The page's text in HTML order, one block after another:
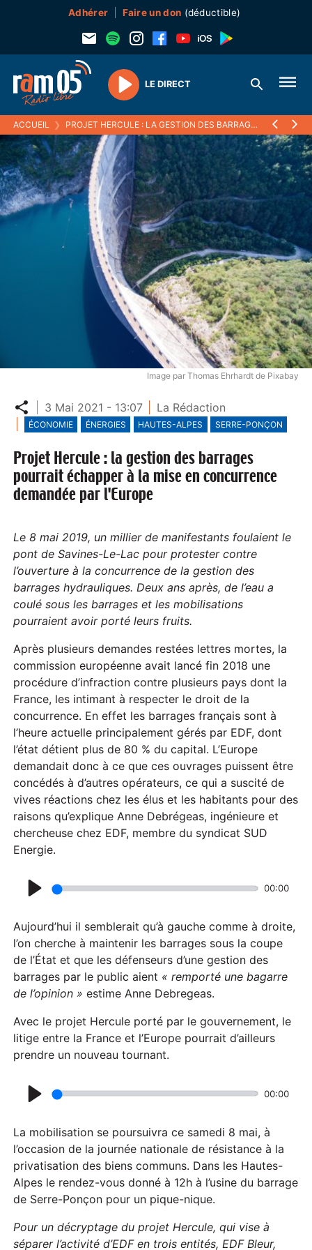
Adhérer Faire un don (déductible)
Play
LE DIRECT
ACCUEIL ❯ PROJET HERCULE : LA GESTION DES BARRAGES POURRAIT ÉCHAPPER À LA MISE EN CONCURRENCE DEMANDÉE PAR L'EUROPE
Image par Thomas Ehrhardt de Pixabay
Partager
3 Mai 2021 - 13:07 La Rédaction
ÉCONOMIE ÉNERGIES HAUTES-ALPES SERRE-PONÇON
Projet Hercule : la gestion des barrages
pourrait échapper à la mise en concurrence
demandée par l'Europe
Le 8 mai 2019, un millier de manifestants foulaient le
pont de Savines-Le-Lac pour protester contre
l’ouverture à la concurrence de la gestion des
barrages hydrauliques. Deux ans après, de l’eau a
coulé sous les barrages et les mobilisations
pourraient avoir porté leurs fruits.
Après plusieurs demandes restées lettres mortes, la
commission européenne avait lancé fin 2018 une
procédure d’infraction contre plusieurs pays dont la
France, les intimant à respecter le droit de la
concurrence. En effet les barrages français sont à
l’heure actuelle principalement gérés par EDF, dont
l’état détient plus de 80 % du capital. L’Europe
demandait donc à ce que ces ouvrages puissent être
concédés à d’autres opérateurs, ce qui a suscité de
vives réactions chez les élus et les habitants pour des
raisons qu’explique Anne Debrégeas, ingénieure et
chercheuse chez EDF, membre du syndicat SUD
Energie.
l
a
y
00:00
Aujourd’hui il semblerait qu’à gauche comme à droite,
l’on cherche à maintenir les barrages sous la coupe
de l’État et que les défenseurs d’une gestion des
barrages par le public aient « remporté une bagarre
de l’opinion » estime Anne Debregeas.
Avec le projet Hercule porté par le gouvernement, le
litige entre la France et l’Europe pourrait d’ailleurs
prendre un nouveau tournant.
l
a
y
00:00
La mobilisation se poursuivra ce samedi 8 mai, à
l’occasion de la journée nationale de résistance à la
privatisation des biens communs. Dans les Hautes-
Alpes le rendez-vous donné à 12h à l’usine du barrage
de Serre-Ponçon pour un pique-nique.
Pour un décryptage du projet Hercule, qui vise à
séparer l’activité d’EDF en trois entités, EDF Bleur,